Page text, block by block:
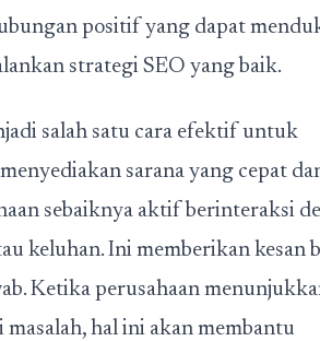
positif yang dapat
strategi SEO yang baik.
salah satu cara efektif untuk
sarana yang cepat
sebaiknya aktif berinteraksi
keluhan. Ini memberikan kesan
Ketika perusahaan
hal ini akan membantu